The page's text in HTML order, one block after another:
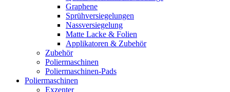
Graphene
Sprühversiegelungen
Nassversiegelung
Matte Lacke & Folien
Applikatoren & Zubehör
Zubehör
Poliermaschinen
Poliermaschinen-Pads
Poliermaschinen
Exzenter